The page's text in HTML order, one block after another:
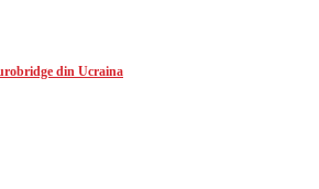
din Ucraina